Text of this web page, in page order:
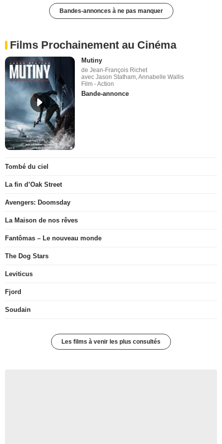
Bandes-annonces à ne pas manquer
Films Prochainement au Cinéma
Mutiny
de Jean-François Richet
avec Jason Statham, Annabelle Wallis
Film - Action
Bande-annonce
Tombé du ciel
La fin d’Oak Street
Avengers: Doomsday
La Maison de nos rêves
Fantômas – Le nouveau monde
The Dog Stars
Leviticus
Fjord
Soudain
Les films à venir les plus consultés